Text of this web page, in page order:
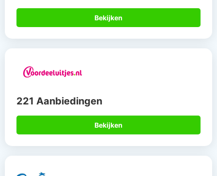
Bekijken
221 Aanbiedingen
Bekijken